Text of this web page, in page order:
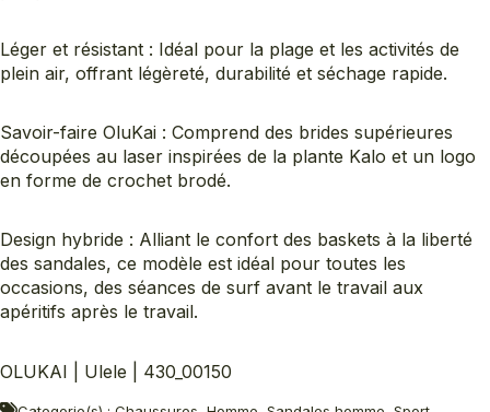
Léger et résistant : Idéal pour la plage et les activités de
plein air, offrant légèreté, durabilité et séchage rapide.
Savoir-faire OluKai : Comprend des brides supérieures
découpées au laser inspirées de la plante Kalo et un logo
en forme de crochet brodé.
Design hybride : Alliant le confort des baskets à la liberté
des sandales, ce modèle est idéal pour toutes les
occasions, des séances de surf avant le travail aux
apéritifs après le travail.
OLUKAI | Ulele | 430_00150